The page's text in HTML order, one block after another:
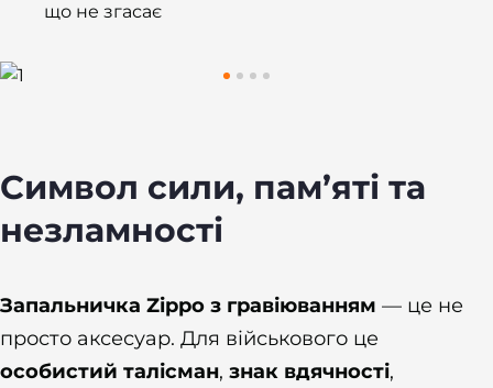
що не згасає
Символ сили, пам’яті та
незламності
Запальничка Zippo з гравіюванням — це не
просто аксесуар. Для військового це
особистий талісман, знак вдячності,